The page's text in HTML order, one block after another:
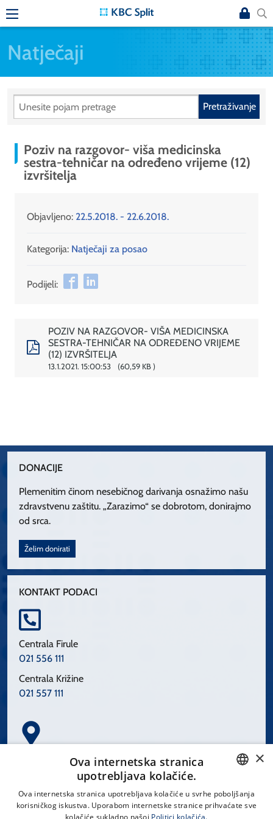
Natječaji
Pretraživanje
Poziv na razgovor- viša medicinska
sestra-tehničar na određeno vrijeme (12)
izvršitelja
Objavljeno: 22.5.2018. - 22.6.2018.
Kategorija: Natječaji za posao
Podijeli:
POZIV NA RAZGOVOR- VIŠA MEDICINSKA
SESTRA-TEHNIČAR NA ODREĐENO VRIJEME
(12) IZVRŠITELJA
13.1.2021. 15:00:53 60,59 KB
DONACIJE
Plemenitim činom nesebičnog darivanja osnažimo našu
zdravstvenu zaštitu. „Zarazimo“ se dobrotom, donirajmo
od srca.
Želim donirati
KONTAKT PODACI
Centrala Firule
021 556 111
Centrala Križine
021 557 111
Spinčićeva 1, 21000 Split
CROATIAN
×
Ova internetska stranica
upotrebljava kolačiće.
Ova internetska stranica upotrebljava kolačiće u svrhe poboljšanja
korisničkog iskustva. Uporabom internetske stranice prihvaćate sve
kolačiće sukladno našoj Politici kolačića.